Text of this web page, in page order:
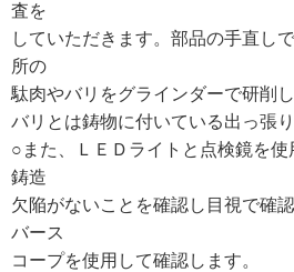
査を
していただきます。部品の手直し
所の
駄肉やバリをグラインダーで研削
バリとは鋳物に付いている出っ張り
○また、ＬＥＤライトと点検鏡を使
鋳造
欠陥がないことを確認し目視で確
バース
コープを使用して確認します。